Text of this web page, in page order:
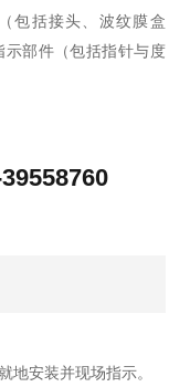
包括接头、波纹膜盒
部件（包括指针与度
安装并现场指示。